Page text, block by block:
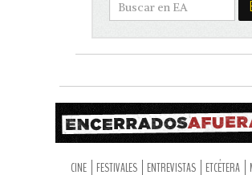
CINE FESTIVALES ENTREVISTAS ETCÉTERA